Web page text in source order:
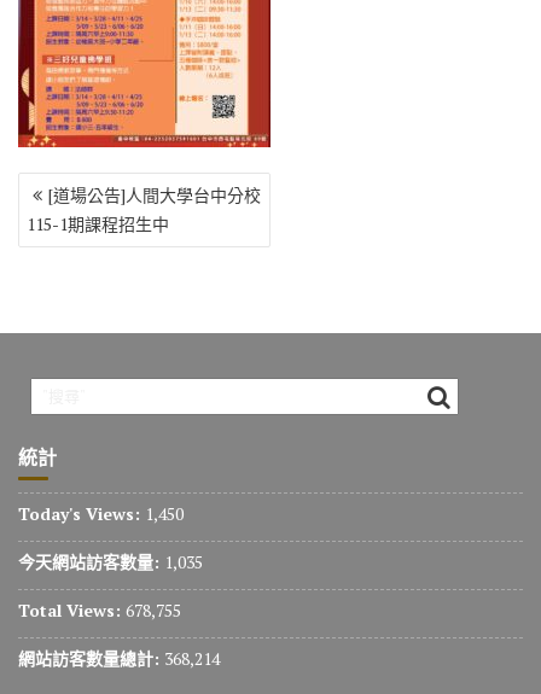
文
章
導
[道場公告]人間大學台中分校
115-1期課程招生中
統計
Today's Views: 1,450
今天網站訪客數量: 1,035
Total Views: 678,755
網站訪客數量總計: 368,214